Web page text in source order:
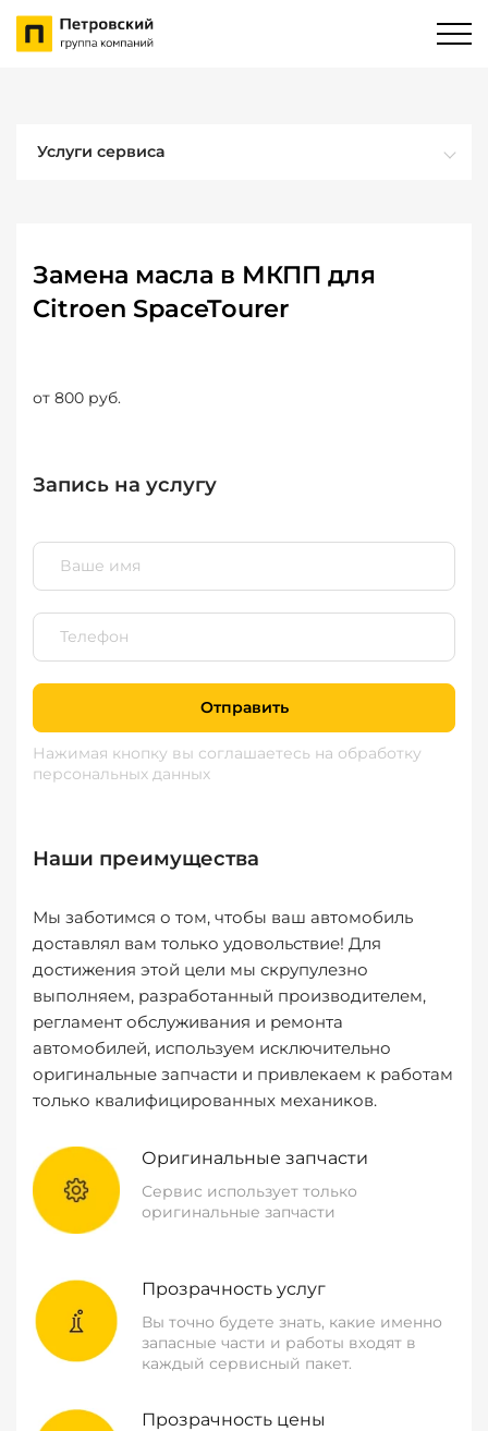
Услуги сервиса
Замена масла в МКПП для
Citroen SpaceTourer
от 800 руб.
Запись на услугу
Отправить
Нажимая кнопку вы соглашаетесь на обработку
персональных данных
Наши преимущества
Мы заботимся о том, чтобы ваш автомобиль
доставлял вам только удовольствие! Для
достижения этой цели мы скрупулезно
выполняем, разработанный производителем,
регламент обслуживания и ремонта
автомобилей, используем исключительно
оригинальные запчасти и привлекаем к работам
только квалифицированных механиков.
Оригинальные запчасти
Сервис использует только
оригинальные запчасти
Прозрачность услуг
Вы точно будете знать, какие именно
запасные части и работы входят в
каждый сервисный пакет.
Прозрачность цены